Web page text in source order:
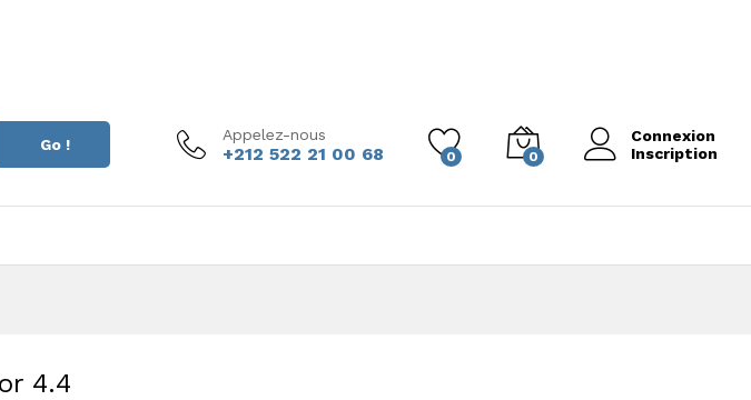
Go !
Appelez-nous
+212 522 21 00 68 0 0
Connexion
Inscription
4.4